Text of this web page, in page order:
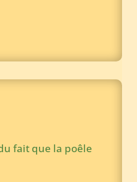
fait que la poêle